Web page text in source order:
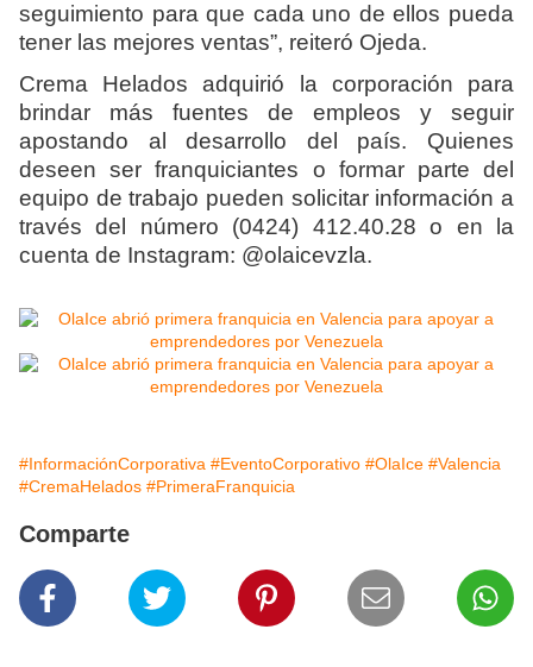
seguimiento para que cada uno de ellos pueda
tener las mejores ventas”, reiteró Ojeda.
Crema Helados adquirió la corporación para
brindar más fuentes de empleos y seguir
apostando al desarrollo del país. Quienes
deseen ser franquiciantes o formar parte del
equipo de trabajo pueden solicitar información a
través del número (0424) 412.40.28 o en la
cuenta de Instagram: @olaicevzla.
#InformaciónCorporativa #EventoCorporativo #OlaIce #Valencia
#CremaHelados #PrimeraFranquicia
Comparte